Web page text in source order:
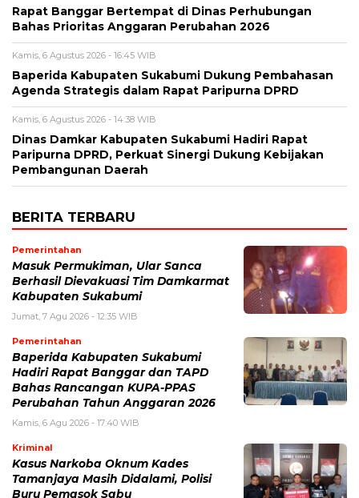
Rapat Banggar Bertempat di Dinas Perhubungan
Bahas Prioritas Anggaran Perubahan 2026
Kamis, 6 Agustus 2026 - 16:45 WIB
Baperida Kabupaten Sukabumi Dukung Pembahasan
Agenda Strategis dalam Rapat Paripurna DPRD
Kamis, 6 Agustus 2026 - 14:38 WIB
Dinas Damkar Kabupaten Sukabumi Hadiri Rapat
Paripurna DPRD, Perkuat Sinergi Dukung Kebijakan
Pembangunan Daerah
BERITA TERBARU
Pemerintahan
Masuk Permukiman, Ular Sanca
Berhasil Dievakuasi Tim Damkarmat
Kabupaten Sukabumi
Jumat, 7 Agu 2026 - 12:35 WIB
Pemerintahan
Baperida Kabupaten Sukabumi
Hadiri Rapat Banggar dan TAPD
Bahas Rancangan KUPA-PPAS
Perubahan Tahun Anggaran 2026
Kamis, 6 Agu 2026 - 17:40 WIB
Kriminal
Kasus Narkoba Oknum Kades
Tamanjaya Masih Didalami, Polisi
Buru Pemasok Sabu